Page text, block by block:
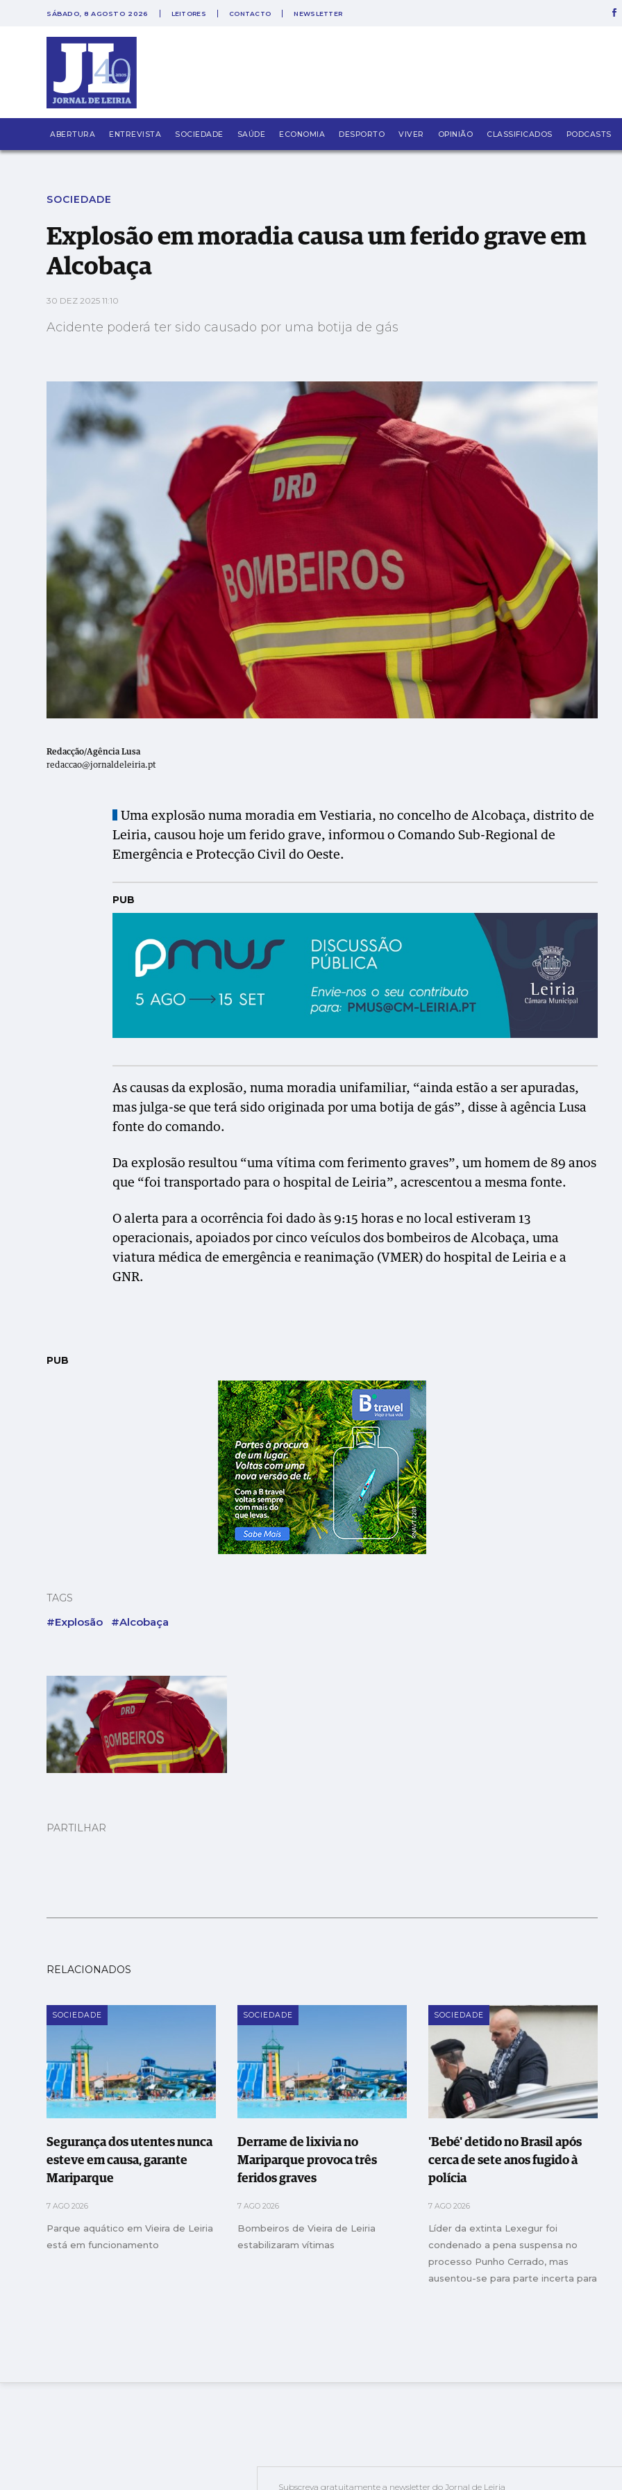
SÁBADO, 8 AGOSTO 2026 LEITORES CONTACTO NEWSLETTER
ABERTURA ENTREVISTA SOCIEDADE SAÚDE ECONOMIA DESPORTO VIVER OPINIÃO CLASSIFICADOS PODCASTS
Explosão em moradia causa um ferido grave em Alcobaça
SOCIEDADE
Explosão em moradia causa um ferido grave em
Alcobaça
30 DEZ 2025 11:10
Acidente poderá ter sido causado por uma botija de gás
Redacção/Agência Lusa
redaccao@jornaldeleiria.pt
Uma explosão numa moradia em Vestiaria, no concelho de Alcobaça, distrito de
Leiria, causou hoje um ferido grave, informou o Comando Sub-Regional de
Emergência e Protecção Civil do Oeste.
PUB
As causas da explosão, numa moradia unifamiliar, “ainda estão a ser apuradas,
mas julga-se que terá sido originada por uma botija de gás”, disse à agência Lusa
fonte do comando.
Da explosão resultou “uma vítima com ferimento graves”, um homem de 89 anos
que “foi transportado para o hospital de Leiria”, acrescentou a mesma fonte.
O alerta para a ocorrência foi dado às 9:15 horas e no local estiveram 13
operacionais, apoiados por cinco veículos dos bombeiros de Alcobaça, uma
viatura médica de emergência e reanimação (VMER) do hospital de Leiria e a
GNR.
PUB
TAGS
#Explosão #Alcobaça
PARTILHAR
RELACIONADOS
SOCIEDADE
Segurança dos utentes nunca
esteve em causa, garante
Mariparque
7 AGO 2026
Parque aquático em Vieira de Leiria
está em funcionamento
SOCIEDADE
Derrame de lixivia no
Mariparque provoca três
feridos graves
7 AGO 2026
Bombeiros de Vieira de Leiria
estabilizaram vítimas
SOCIEDADE
'Bebé' detido no Brasil após
cerca de sete anos fugido à
polícia
7 AGO 2026
Líder da extinta Lexegur foi
condenado a pena suspensa no
processo Punho Cerrado, mas
ausentou-se para parte incerta para